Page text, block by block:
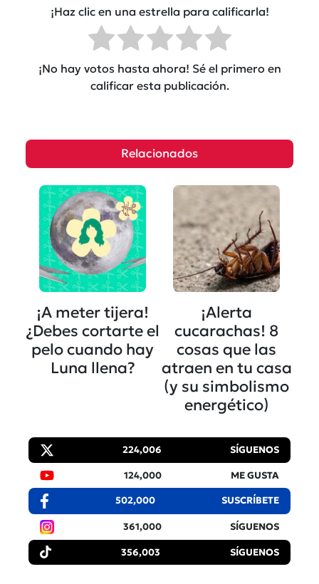
¡Haz clic en una estrella para calificarla!
¡No hay votos hasta ahora! Sé el primero en
calificar esta publicación.
Relacionados
¡A meter tijera!
¿Debes cortarte el
pelo cuando hay
Luna llena?
¡Alerta
cucarachas! 8
cosas que las
atraen en tu casa
(y su simbolismo
energético)
224,006 SÍGUENOS
124,000 ME GUSTA
502,000 SUSCRÍBETE
361,000 SÍGUENOS
356,003 SÍGUENOS